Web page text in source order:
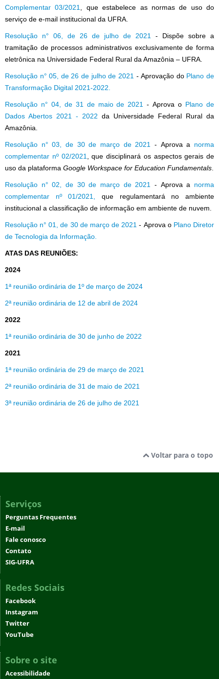
Complementar 03/2021
, que estabelece as normas de uso do
serviço de e-mail institucional da UFRA.
Resolução n° 06, de 26 de julho de 2021
- Dispõe sobre a
tramitação de processos administrativos exclusivamente de forma
eletrônica na Universidade Federal Rural da Amazônia – UFRA.
Resolução n° 05, de 26 de julho de 2021 - Aprovação doPlano de
Transformação Digital 2021-2022.
Resolução n° 04, de 31 de maio de 2021 - Aprova o Plano de
Dados Abertos 2021 - 2022 da Universidade Federal Rural da
Amazônia.
Resolução n° 03, de 30 de março de 2021 - Aprova a norma
complementar nº 02/2021
, que disciplinará os aspectos gerais de
uso da plataforma Google Workspace for Education Fundamentals
Resolução n° 02, de 30 de março de 2021 - Aprova a norma
complementar nº 01/2021,
que regulamentará no ambiente
institucional a classificação de informação em ambiente de nuvem.
Resolução n° 01, de 30 de março de 2021 - Aprova o Plano Diretor
de Tecnologia da Informação.
ATAS DAS REUNIÕES:
2024
1ª reunião ordinária de 1º de março de 2024
2ª reunião ordinária de 12 de abril de 2024
2022
1ª reunião ordinária de 30 de junho de 2022
2021
1ª reunião ordinária de 29 de março de 2021
2ª reunião ordinária de 31 de maio de 2021
3ª reunião ordinária de 26 de julho de 2021
Voltar para o topo
Serviços
Perguntas Frequentes
E-mail
Fale conosco
Contato
SIG-UFRA
Redes Sociais
Facebook
Instagram
Twitter
YouTube
Sobre o site
Acessibilidade